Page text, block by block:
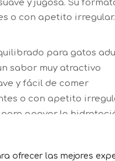
ofrecer las mejores
y jugosa. Su
o con apetito irregular.
para gatos
sabor muy atractivo
y fácil de comer
o con apetito
apoyar la
otras recetas y
temperatura ambiente